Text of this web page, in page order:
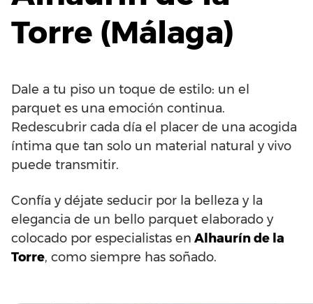
Torre (Málaga)
Dale a tu piso un toque de estilo: un el
parquet es una emoción continua.
Redescubrir cada día el placer de una acogida
íntima que tan solo un material natural y vivo
puede transmitir.
Confía y déjate seducir por la belleza y la
elegancia de un bello parquet elaborado y
colocado por especialistas en Alhaurín de la
Torre, como siempre has soñado.